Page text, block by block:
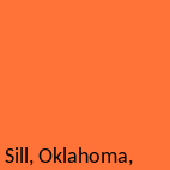
Oklahoma,